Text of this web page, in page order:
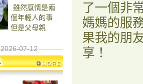
雖然感情是兩
個年輕人的事
但是父母親
2026-07-12
了一個非
媽媽的服
果我的朋
享！